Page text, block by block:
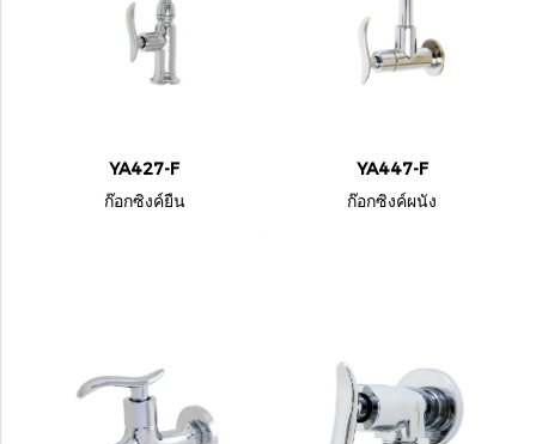
YA427-F
ก๊อกซิงค์ยืน
YA447-F
ก๊อกซิงค์ผนัง